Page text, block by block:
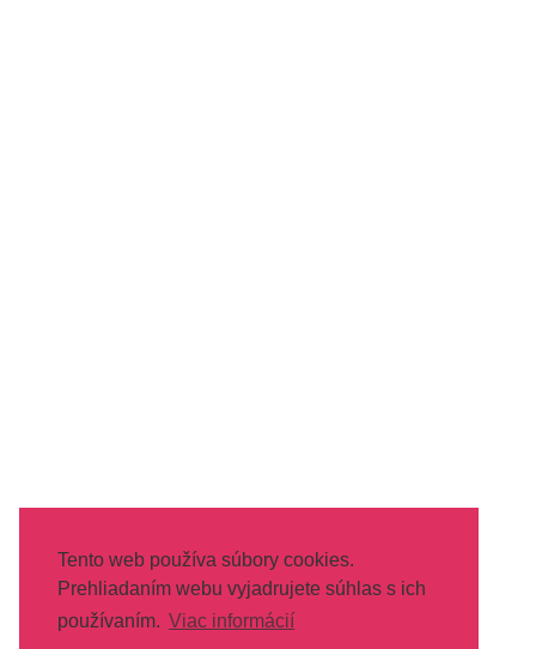
Tento web používa súbory cookies.
Prehliadaním webu vyjadrujete súhlas s ich
používaním. Viac informácií